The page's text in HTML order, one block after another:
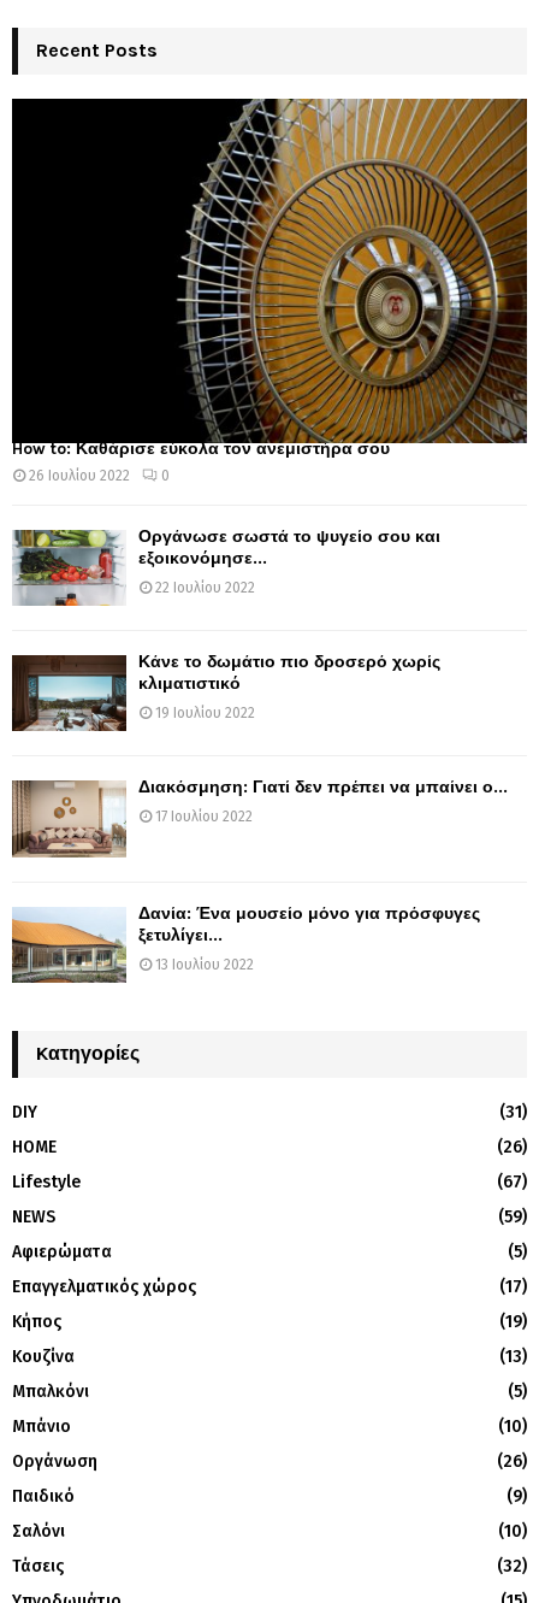
Recent Posts
How to: Καθάρισε εύκολα τον ανεμιστήρα σου
26 Ιουλίου 2022 0
Οργάνωσε σωστά το ψυγείο σου και
εξοικονόμησε...
22 Ιουλίου 2022
Κάνε το δωμάτιο πιο δροσερό χωρίς
κλιματιστικό
19 Ιουλίου 2022
Διακόσμηση: Γιατί δεν πρέπει να μπαίνει ο...
17 Ιουλίου 2022
Δανία: Ένα μουσείο μόνο για πρόσφυγες
ξετυλίγει...
13 Ιουλίου 2022
Kατηγορίες
DIY
(31)
HOME
(26)
Lifestyle
(67)
NEWS
(59)
Αφιερώματα
(5)
Επαγγελματικός χώρος
(17)
Κήπος
(19)
Κουζίνα
(13)
Μπαλκόνι
(5)
Μπάνιο
(10)
Οργάνωση
(26)
Παιδικό
(9)
Σαλόνι
(10)
Τάσεις
(32)